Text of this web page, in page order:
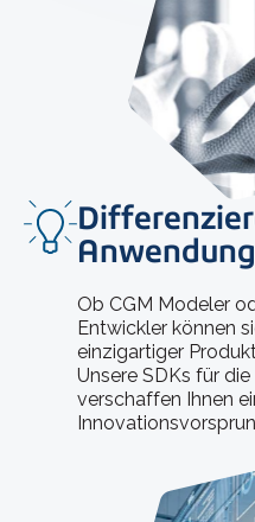
Anwendung
Ob CGM Modeler
Entwickler können
einzigartiger
Unsere SDKs für
verschaffen Ihnen